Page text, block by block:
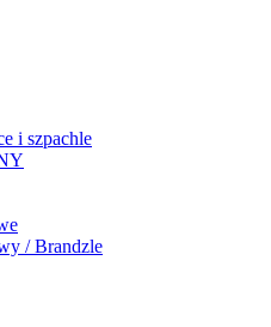
i szpachle
/ Brandzle